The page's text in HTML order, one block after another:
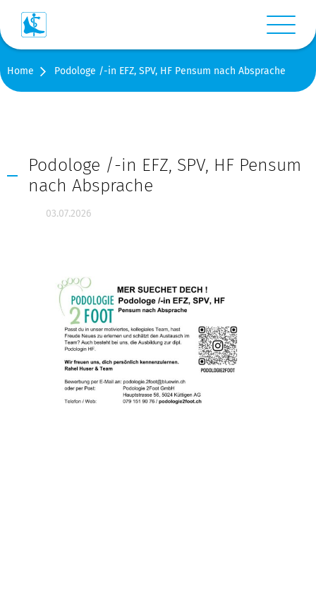
Menü
Kontakt
Stellen-/Raumangebote
Suche
Home Podologe /-in EFZ, SPV, HF Pensum nach Absprache
Podologe /-in EFZ, SPV, HF Pensum
nach Absprache
03.07.2026